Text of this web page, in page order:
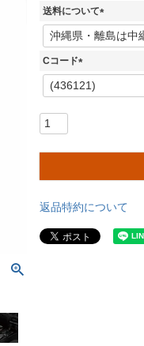
須
送料について
(
必
Cコード
(
必
返品特約について